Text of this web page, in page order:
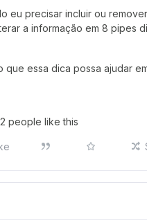
eu precisar incluir ou
a informação em 8 pipes
que essa dica possa ajudar
2 people like this